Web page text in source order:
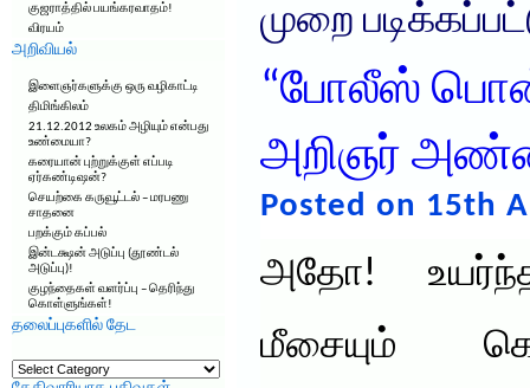
குஜராத்தில் பயங்கரவாதம்!
விரயம்
அறிவியல்
இளைஞர்களுக்கு ஒரு வழிகாட்டி
திமிங்கிலம்
21.12.2012 உலகம் அழியும் என்பது
உண்மையா?
கரையான் புற்றுக்குள் எப்படி
ஏர்கண்டிஷன்?
செயற்கை கருவூட்டல் – மரபணு
சாதனை
பறக்கும் கப்பல்
இன்டக்ஷன் அடுப்பு (தூண்டல்
அடுப்பு)!
குழந்தைகள் வளர்ப்பு – தெரிந்து
கொள்ளுங்கள்!
தலைப்புகளில் தேட
தலைப்புகளில்
தேட
முறை
“போலீஸ்
அறிஞர்
Posted on 15th
அதோ!
மீசையும்